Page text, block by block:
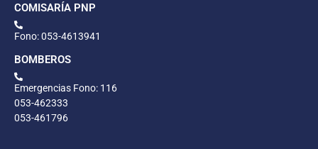
COMISARÍA PNP
Fono: 053-4613941
BOMBEROS
Emergencias Fono: 116
053-462333
053-461796